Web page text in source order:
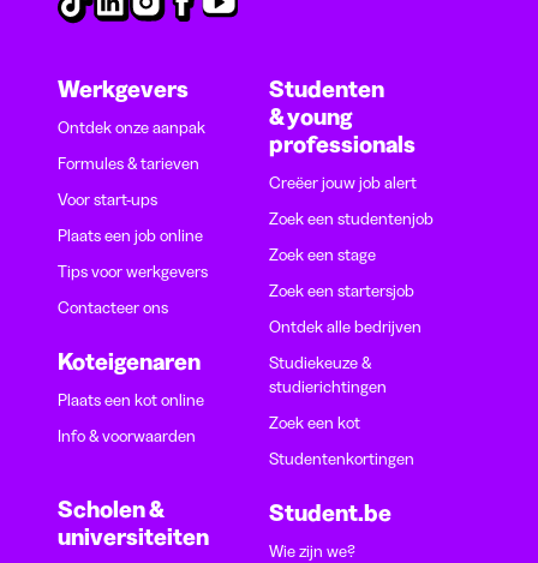
Werkgevers
Ontdek onze aanpak
Formules & tarieven
Voor start-ups
Plaats een job online
Tips voor werkgevers
Contacteer ons
Koteigenaren
Plaats een kot online
Info & voorwaarden
Scholen &
universiteiten
Studenten
& young
professionals
Creëer jouw job alert
Zoek een studentenjob
Zoek een stage
Zoek een startersjob
Ontdek alle bedrijven
Studiekeuze &
studierichtingen
Zoek een kot
Studentenkortingen
Student.be
Wie zijn we?